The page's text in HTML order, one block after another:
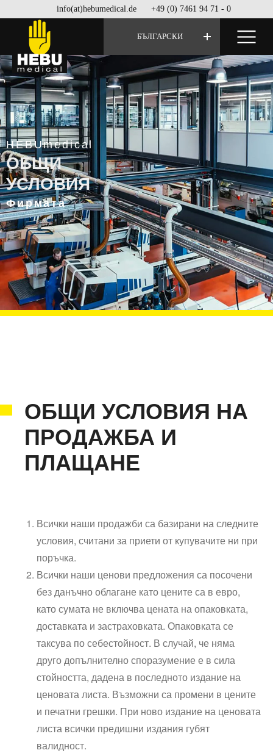
info(at)hebumedical.de +49 (0) 7461 94 71 - 0
БЪЛГАРСКИ
HEBUmedical
ОБЩИ
УСЛОВИЯ
Фирмата
ОБЩИ УСЛОВИЯ НА
ПРОДАЖБА И
ПЛАЩАНЕ
Всички наши продажби са базирани на следните
условия, считани за приети от купувачите ни при
поръчка.
Всички наши ценови предложения са посочени
без данъчно облагане като цените са в евро,
като сумата не включва цената на опаковката,
доставката и застраховката. Опаковката се
таксува по себестойност. В случай, че няма
друго допълнително споразумение е в сила
стойността, дадена в последното издание на
ценовата листа. Възможни са промени в цените
и печатни грешки. При ново издание на ценовата
листа всички предишни издания губят
валидност.